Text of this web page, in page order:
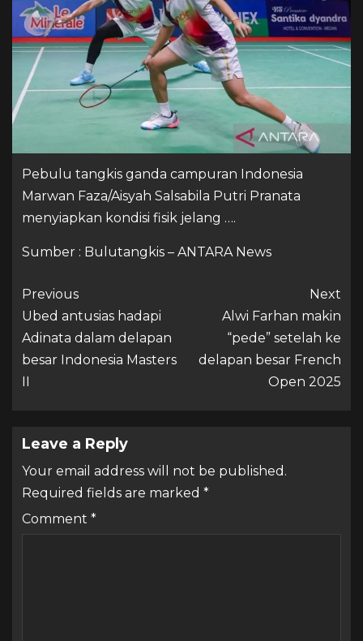
Pebulu tangkis ganda campuran Indonesia
Marwan Faza/Aisyah Salsabila Putri Pranata
menyiapkan kondisi fisik jelang ….
Sumber : Bulutangkis – ANTARA News
Previous
Ubed antusias hadapi
Adinata dalam delapan
besar Indonesia Masters
II
Next
Alwi Farhan makin
“pede” setelah ke
delapan besar French
Open 2025
Leave a Reply
Your email address will not be published.
Required fields are marked *
Comment *